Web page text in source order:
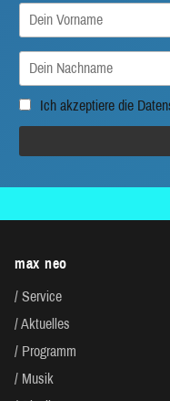
Ich akzeptiere die
max neo
Service
Aktuelles
Programm
Musik